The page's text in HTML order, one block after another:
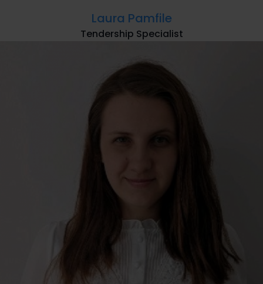
Laura Pamfile
Tendership Specialist